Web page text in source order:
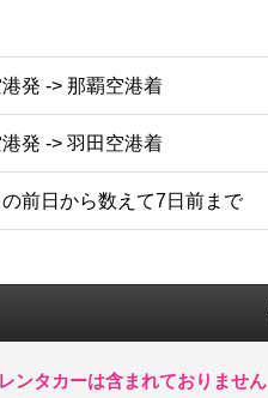
発 -> 那覇空港着
発 -> 羽田空港着
前日から数えて7日前まで
ンタカーは含まれておりません